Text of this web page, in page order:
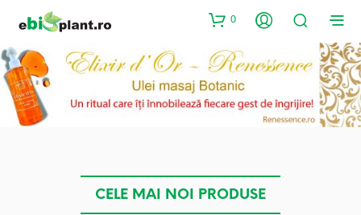
0
CELE MAI NOI PRODUSE